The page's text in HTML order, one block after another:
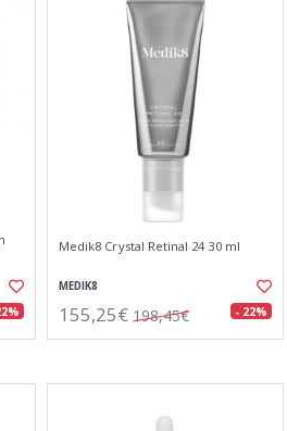
Medik8 Crystal Retinal 24 30 ml
MEDIK8
155,25€ 198,45€ - 22%